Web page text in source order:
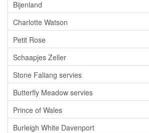
Bijenland
Charlotte Watson
Petit Rose
Schaapjes Zeller
Stone Faliang servies
Butterfly Meadow servies
Prince of Wales
Burleigh White Davenport